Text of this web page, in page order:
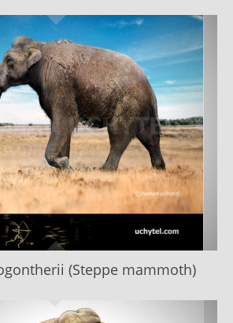
(Steppe mammoth)